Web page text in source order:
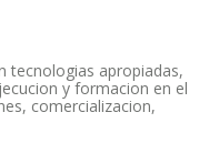
tecnologias apropiadas,
y formacion en el
comercializacion,